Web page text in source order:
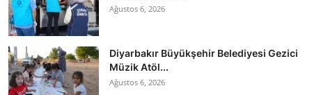
Ağustos 6, 2026
Diyarbakır Büyükşehir Belediyesi Gezici
Müzik Atöl...
Ağustos 6, 2026